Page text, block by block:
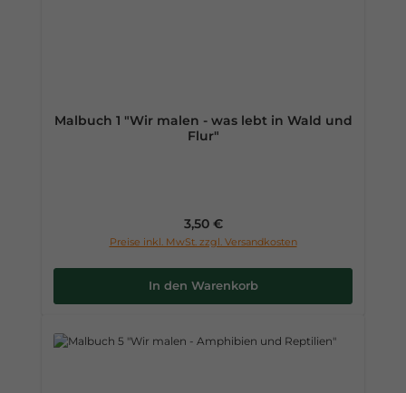
Malbuch 1 "Wir malen - was lebt in Wald und
Flur"
Regulärer Preis:
3,50 €
Preise inkl. MwSt. zzgl. Versandkosten
In den Warenkorb